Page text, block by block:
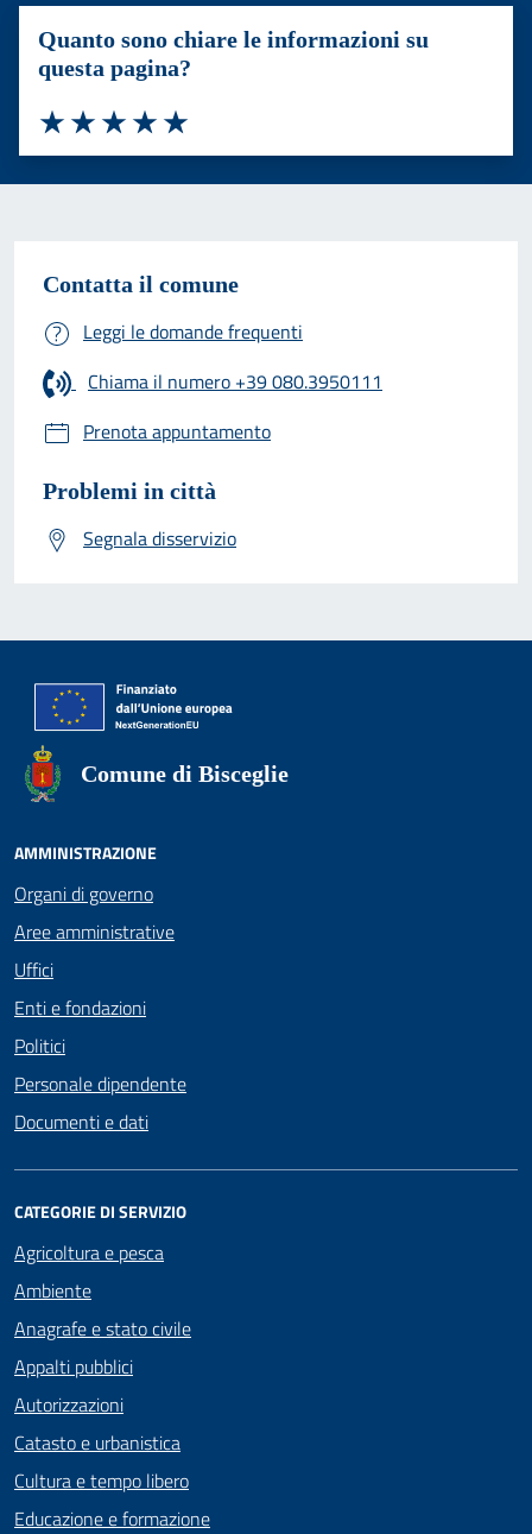
Quanto sono chiare le informazioni su
questa pagina?
Valuta 5 stelle su 5
Valuta 4 stelle su 5
Valuta 3 stelle su 5
Valuta 2 stelle su 5
Valuta 1 stelle su 5
Contatta il comune
Leggi le domande frequenti
Chiama il numero +39 080.3950111
Prenota appuntamento
Problemi in città
Segnala disservizio
Comune di Bisceglie
AMMINISTRAZIONE
Organi di governo
Aree amministrative
Uffici
Enti e fondazioni
Politici
Personale dipendente
Documenti e dati
CATEGORIE DI SERVIZIO
Agricoltura e pesca
Ambiente
Anagrafe e stato civile
Appalti pubblici
Autorizzazioni
Catasto e urbanistica
Cultura e tempo libero
Educazione e formazione